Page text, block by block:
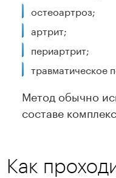
остеоартроз;
артрит;
периартрит;
травматическое
Метод обычно
составе
Как